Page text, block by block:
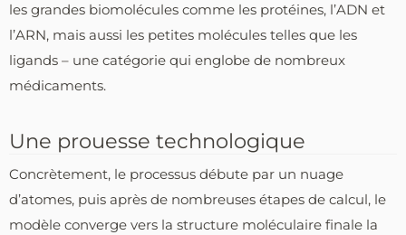
les grandes biomolécules comme les protéines, l’ADN et
l’ARN, mais aussi les petites molécules telles que les
ligands – une catégorie qui englobe de nombreux
médicaments.
Une prouesse technologique
Concrètement, le processus débute par un nuage
d’atomes, puis après de nombreuses étapes de calcul, le
modèle converge vers la structure moléculaire finale la